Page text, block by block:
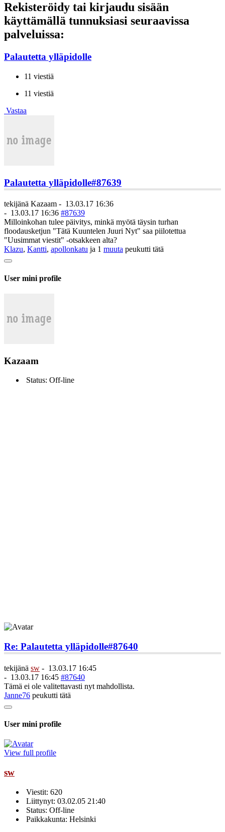
Rekisteröidy tai kirjaudu sisään
käyttämällä tunnuksiasi seuraavissa
palveluissa:
Palautetta ylläpidolle
11 viestiä
11 viestiä
Vastaa
Palautetta ylläpidolle#87639
tekijänä Kazaam - 13.03.17 16:36
- 13.03.17 16:36 #87639
Milloinkohan tulee päivitys, minkä myötä täysin turhan
floodausketjun "Tätä Kuuntelen Juuri Nyt" saa piilotettua
"Uusimmat viestit" -otsakkeen alta?
Klazu, Kantti, apollonkatu ja 1 muuta peukutti tätä
User mini profile
Kazaam
Status: Off-line
Re: Palautetta ylläpidolle#87640
tekijänä sw - 13.03.17 16:45
- 13.03.17 16:45 #87640
Tämä ei ole valitettavasti nyt mahdollista.
Janne76 peukutti tätä
User mini profile
View full profile
sw
Viestit: 620
Liittynyt: 03.02.05 21:40
Status: Off-line
Paikkakunta: Helsinki